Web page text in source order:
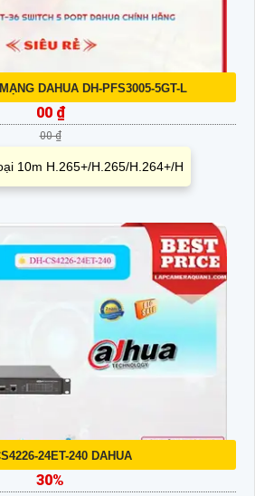
DAHUA DH-PFS3005-5GT-L
00 ₫
00 ₫
10m H.265+/H.265/H.264+/H
24ET-240 DAHUA
30%